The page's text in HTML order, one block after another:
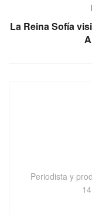
La Reina Sofía
Periodista y